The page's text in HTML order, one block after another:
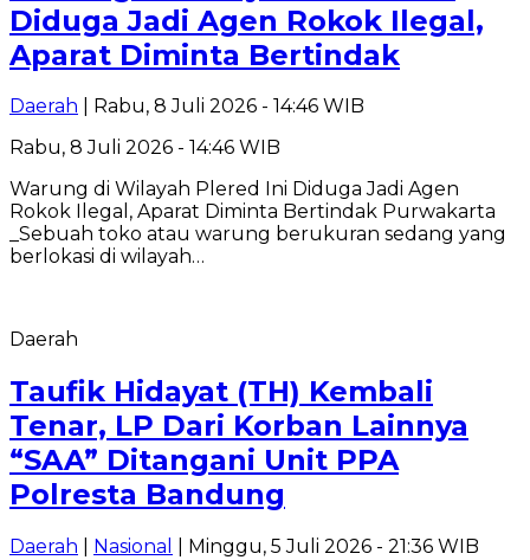
Diduga Jadi Agen Rokok Ilegal,
Aparat Diminta Bertindak
Daerah | Rabu, 8 Juli 2026 - 14:46 WIB
Rabu, 8 Juli 2026 - 14:46 WIB
Warung di Wilayah Plered Ini Diduga Jadi Agen
Rokok Ilegal, Aparat Diminta Bertindak Purwakarta
_Sebuah toko atau warung berukuran sedang yang
berlokasi di wilayah…
Daerah
Taufik Hidayat (TH) Kembali
Tenar, LP Dari Korban Lainnya
“SAA” Ditangani Unit PPA
Polresta Bandung
Daerah Nasional
| Minggu, 5 Juli 2026 - 21:36 WIB